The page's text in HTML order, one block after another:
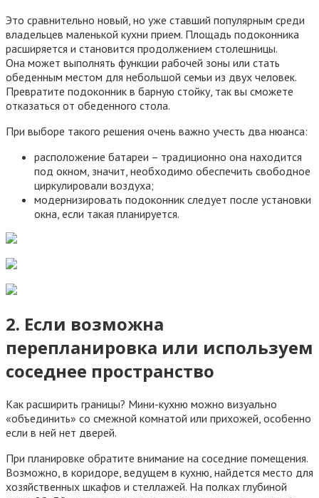
Это сравнительно новый, но уже ставший популярным среди
владельцев маленькой кухни прием. Площадь подоконника
расширяется и становится продолжением столешницы.
Она может выполнять функции рабочей зоны или стать
обеденным местом для небольшой семьи из двух человек.
Превратите подоконник в барную стойку, так вы сможете
отказаться от обеденного стола.
При выборе такого решения очень важно учесть два нюанса:
расположение батареи – традиционно она находится
под окном, значит, необходимо обеспечить свободное
циркулировали воздуха;
модернизировать подоконник следует после установки
окна, если такая планируется.
2. Если возможна
перепланировка или используем
соседнее пространство
Как расширить границы? Мини-кухню можно визуально
«объединить» со смежной комнатой или прихожей, особенно
если в ней нет дверей.
При планировке обратите внимание на соседние помещения.
Возможно, в коридоре, ведущем в кухню, найдется место для
хозяйственных шкафов и стеллажей. На полках глубиной